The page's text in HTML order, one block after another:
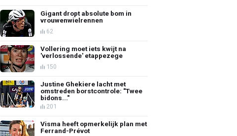
Gigant dropt absolute bom in
vrouwenwielrennen
62
Vollering moet iets kwijt na
'verlossende' etappezege
150
Justine Ghekiere lacht met
omstreden borstcontrole: "Twee
bidons..."
201
Visma heeft opmerkelijk plan met
Ferrand-Prévot